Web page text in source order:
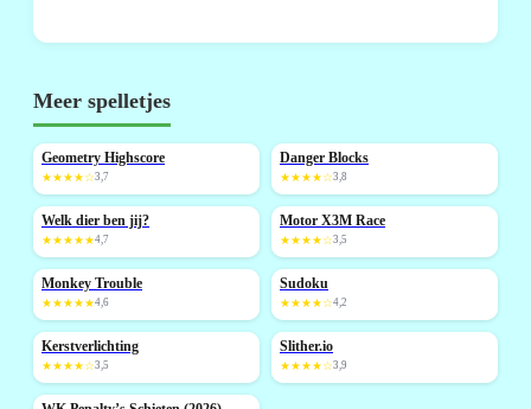
Meer spelletjes
NIEUW
Geometry Highscore
★★★★☆3,7
Danger Blocks
★★★★☆3,8
NIEUW
Welk dier ben jij?
★★★★★4,7
Motor X3M Race
★★★★☆3,5
NIEUW
Monkey Trouble
★★★★★4,6
NIEUW
Sudoku
★★★★☆4,2
Kerstverlichting
★★★★☆3,5
Slither.io
★★★★☆3,9